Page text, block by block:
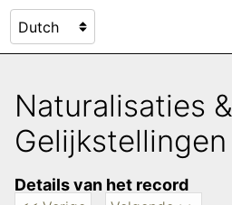
Naturalisaties &
Gelijkstellingen
Details van het record